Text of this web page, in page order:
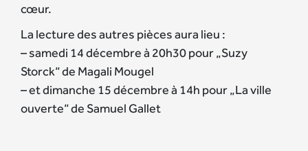
cœur.
La lecture des autres pièces aura lieu :
– samedi 14 décembre à 20h30 pour „Suzy
Storck“ de Magali Mougel
– et dimanche 15 décembre à 14h pour „La ville
ouverte“ de Samuel Gallet